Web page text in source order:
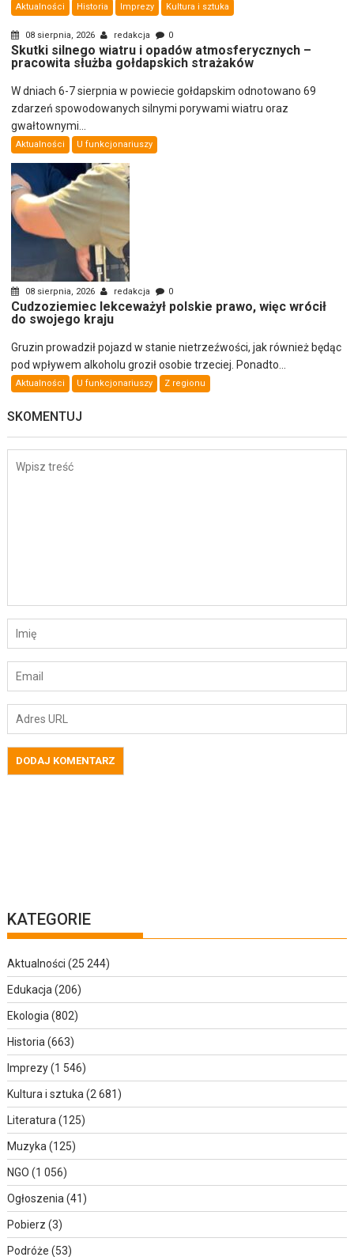
Aktualności Historia Imprezy Kultura i sztuka
08 sierpnia, 2026 redakcja 0
Skutki silnego wiatru i opadów atmosferycznych –
pracowita służba gołdapskich strażaków
W dniach 6-7 sierpnia w powiecie gołdapskim odnotowano 69
zdarzeń spowodowanych silnymi porywami wiatru oraz
gwałtownymi...
Aktualności U funkcjonariuszy
08 sierpnia, 2026 redakcja 0
Cudzoziemiec lekceważył polskie prawo, więc wrócił
do swojego kraju
Gruzin prowadził pojazd w stanie nietrzeźwości, jak również będąc
pod wpływem alkoholu groził osobie trzeciej. Ponadto...
Aktualności U funkcjonariuszy Z regionu
SKOMENTUJ
KATEGORIE
Aktualności (25 244)
Edukacja (206)
Ekologia (802)
Historia (663)
Imprezy(1 546)
Kultura i sztuka (2 681)
Literatura (125)
Muzyka (125)
NGO (1 056)
Ogłoszenia (41)
Pobierz (3)
Podróże (53)